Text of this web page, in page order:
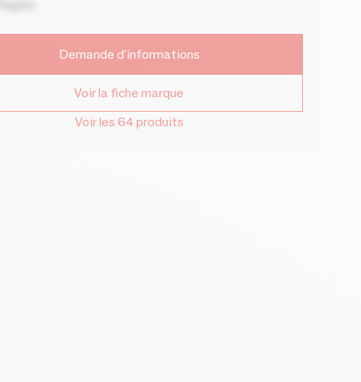
Demande d'informations
Voir la fiche marque
Voir les 64 produits